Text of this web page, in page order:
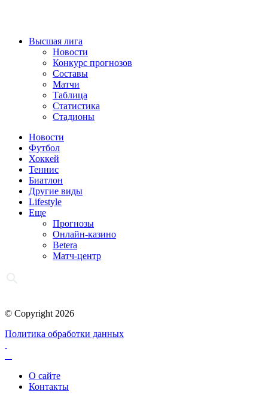
Высшая лига
Новости
Конкурс прогнозов
Составы
Матчи
Таблица
Статистика
Стадионы
Новости
Футбол
Хоккей
Теннис
Биатлон
Другие виды
Lifestyle
Еще
Прогнозы
Онлайн-казино
Betera
Матч-центр
© Copyright 2026
Политика обработки данных
О сайте
Контакты